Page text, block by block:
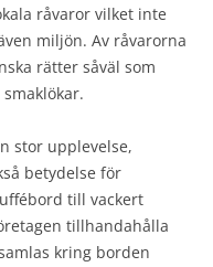
råvaror vilket inte
miljön. Av råvarorna
rätter såväl som
stor upplevelse,
betydelse för
till vackert
tillhandahålla
kring borden